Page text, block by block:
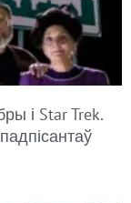
і Star Trek.